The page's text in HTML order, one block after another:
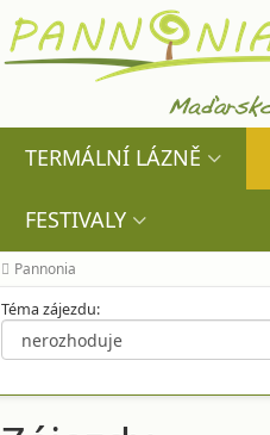
TERMÁLNÍ LÁZNĚ
FESTIVALY
Pannonia
Téma zájezdu: